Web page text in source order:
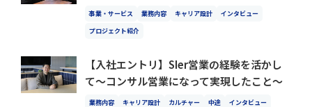
事業・サービス 業務内容 キャリア設計
インタビュー
プロジェクト紹介
【入社エントリ】SIer営業の経験を活かし
て～コンサル営業になって実現したこと～
業務内容 キャリア設計 カルチャー 中途 インタビュー